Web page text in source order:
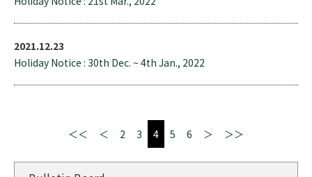
2021.12.23
Holiday Notice : 30th Dec. ~ 4th Jan., 2022
＜＜ ＜ 2 3 4 5 6 ＞ ＞＞